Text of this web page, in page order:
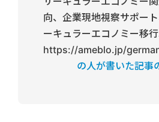
向、企業現地視察サポー
ーキュラーエコノミー移
https://ameblo.jp/
の人が書いた記事